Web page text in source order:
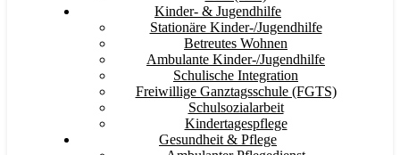
Kinder- & Jugendhilfe
Stationäre Kinder-/Jugendhilfe
Betreutes Wohnen
Ambulante Kinder-/Jugendhilfe
Schulische Integration
Freiwillige Ganztagsschule (FGTS)
Schulsozialarbeit
Kindertagespflege
Gesundheit & Pflege